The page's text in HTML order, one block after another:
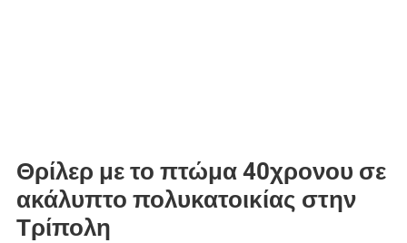
Θρίλερ με το πτώμα 40χρονου σε
ακάλυπτο πολυκατοικίας στην
Τρίπολη